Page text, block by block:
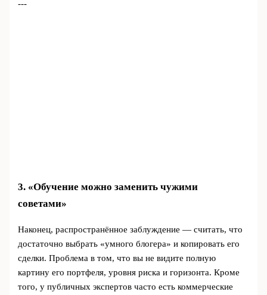
---
3. «Обучение можно заменить чужими
советами»
Наконец, распространённое заблуждение — считать, что
достаточно выбрать «умного блогера» и копировать его
сделки. Проблема в том, что вы не видите полную
картину его портфеля, уровня риска и горизонта. Кроме
того, у публичных экспертов часто есть коммерческие